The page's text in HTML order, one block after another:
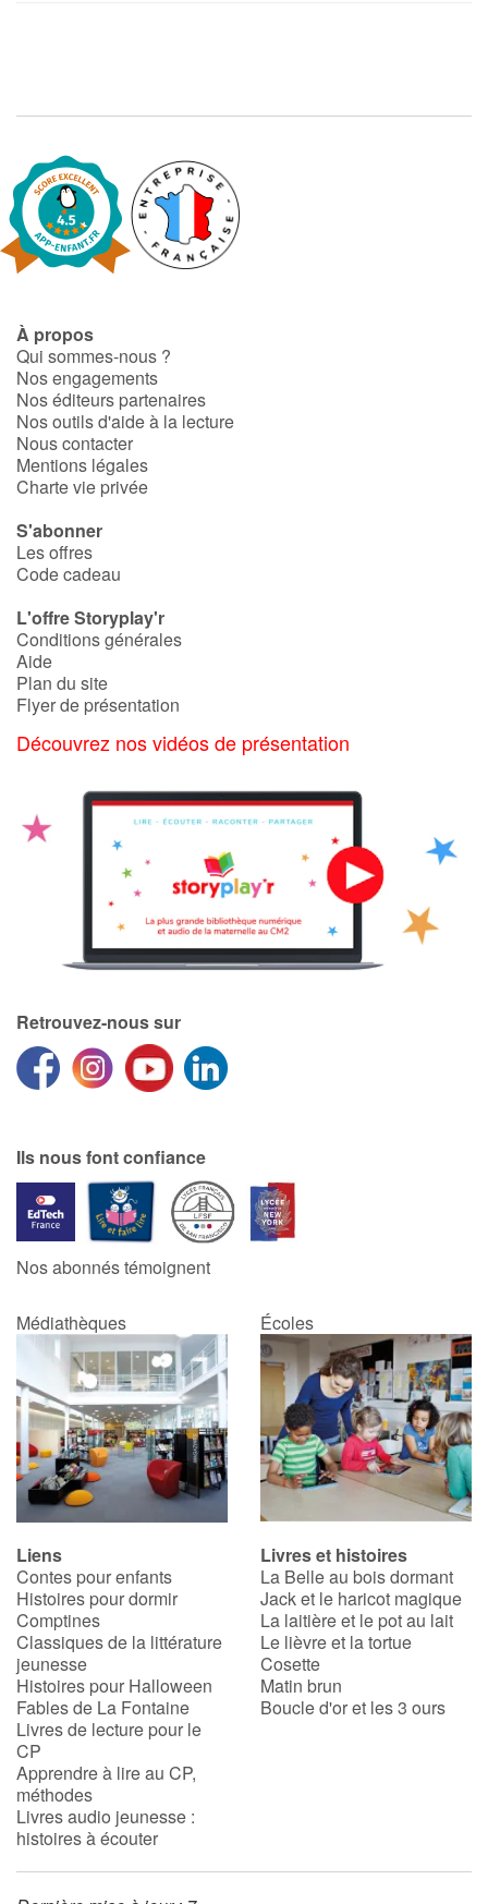
À propos
Qui sommes-nous ?
Nos engagements
Nos éditeurs partenaires
Nos outils d'aide à la lecture
Nous contacter
Mentions légales
Charte vie privée
S'abonner
Les offres
Code cadeau
L'offre Storyplay'r
Conditions générales
Aide
Plan du site
Flyer de présentation
Découvrez nos vidéos de présentation
Retrouvez-nous sur
Ils nous font confiance
Nos abonnés témoignent
Médiathèques Écoles
Liens
Contes pour enfants
Histoires pour dormir
Comptines
Classiques de la littérature
jeunesse
Histoires pour Halloween
Fables de La Fontaine
Livres de lecture pour le
CP
Apprendre à lire au CP,
méthodes
Livres audio jeunesse :
histoires à écouter
Livres et histoires
La Belle au bois dormant
Jack et le haricot magique
La laitière et le pot au lait
Le lièvre et la tortue
Cosette
Matin brun
Boucle d'or et les 3 ours